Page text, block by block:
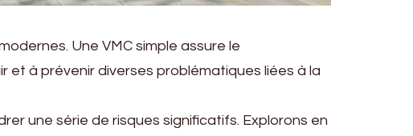
Une VMC simple assure le
et à prévenir diverses problématiques liées à la
une série de risques significatifs. Explorons en